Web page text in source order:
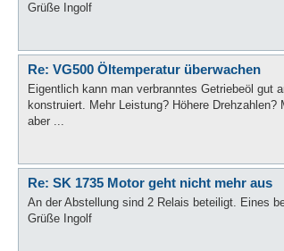
Grüße Ingolf
Re: VG500 Öltemperatur überwachen
Eigentlich kann man verbranntes Getriebeöl gut
konstruiert. Mehr Leistung? Höhere
aber ...
Re: SK 1735 Motor geht nicht mehr aus
An der Abstellung sind 2 Relais beteiligt. Eines
Grüße Ingolf